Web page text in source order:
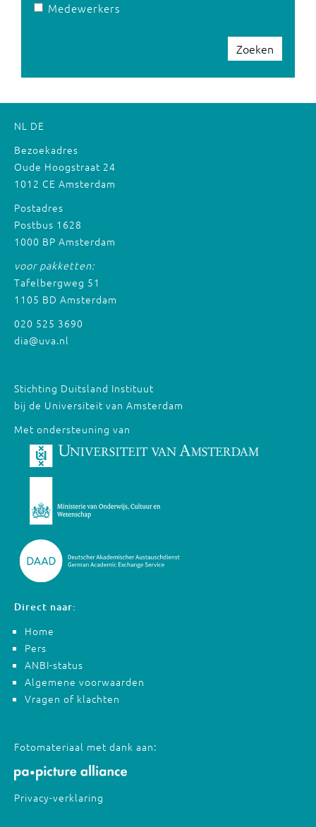
Medewerkers
Zoeken
NL DE
Bezoekadres
Oude Hoogstraat 24
1012 CE Amsterdam
Postadres
Postbus 1628
1000 BP Amsterdam
voor pakketten:
Tafelbergweg 51
1105 BD Amsterdam
020 525 3690
dia@uva.nl
Stichting Duitsland Instituut
bij de Universiteit van Amsterdam
Met ondersteuning van
Direct naar:
Home
Pers
ANBI-status
Algemene voorwaarden
Vragen of klachten
Fotomateriaal met dank aan:
Privacy-verklaring